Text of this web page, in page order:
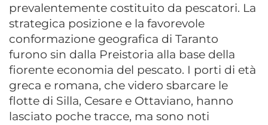
prevalentemente costituito da pescatori. La
strategica posizione e la favorevole
conformazione geografica di Taranto
furono sin dalla Preistoria alla base della
fiorente economia del pescato. I porti di età
greca e romana, che videro sbarcare le
flotte di Silla, Cesare e Ottaviano, hanno
lasciato poche tracce, ma sono noti